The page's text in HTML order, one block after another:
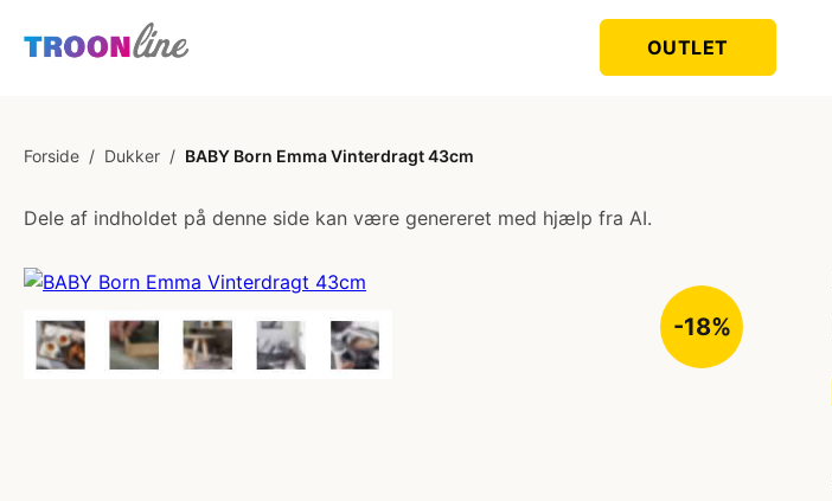
OUTLET
Forside / Dukker / BABY Born Emma Vinterdragt 43cm
Dele af indholdet på denne side kan være genereret med hjælp fra AI.
-18%